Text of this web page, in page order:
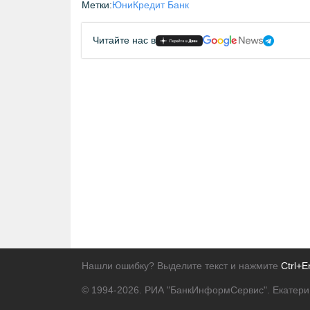
Метки:ЮниКредит Банк
Читайте нас в
Нашли ошибку? Выделите текст и нажмите
© 1994-2026. РИА "БанкИнформСервис".